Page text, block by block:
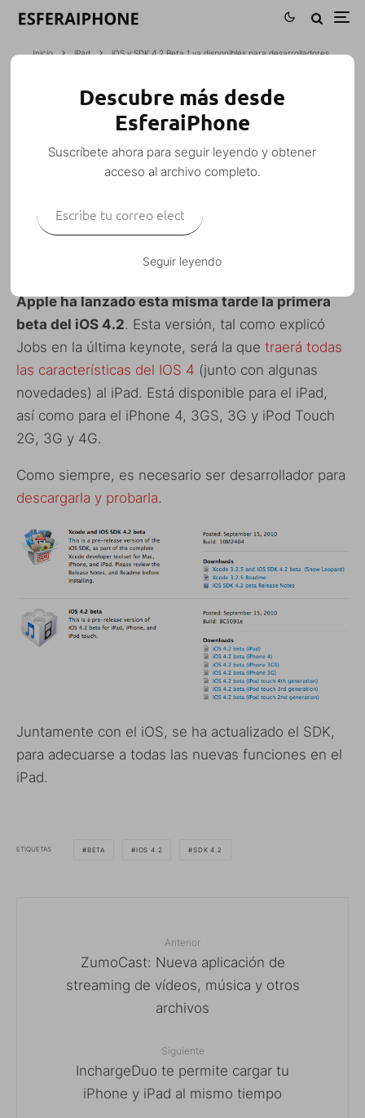
Inicio iPad iOS y SDK 4.2 Beta 1 ya disponibles para desarrolladores
IOS Y SDK 4.2 BETA 1 YA DISPONIBLES
PARA DESARROLLADORES
M. Alejandro W. García Fuentes (Esfera) ·
iPhone 3G iPhone 3G S iPhone 4 iPod Touch
·
15 septiembre, 2010
Apple ha lanzado esta misma tarde la primera
beta del iOS 4.2. Esta versión, tal como explicó
Jobs en la última keynote, será la que traerá todas
las características del IOS 4 (junto con algunas
novedades) al iPad. Está disponible para el iPad,
así como para el iPhone 4, 3GS, 3G y iPod Touch
2G, 3G y 4G.
Como siempre, es necesario ser desarrollador para
descargarla y probarla.
Juntamente con el iOS, se ha actualizado el SDK,
para adecuarse a todas las nuevas funciones en el
iPad.
ETIQUETAS BETA IOS 4.2 SDK 4.2
Anterior
ZumoCast: Nueva aplicación de
streaming de vídeos, música y otros
archivos
Siguiente
InchargeDuo te permite cargar tu
iPhone y iPad al mismo tiempo
Descubre más desde
EsferaiPhone
Suscríbete ahora para seguir leyendo y obtener
acceso al archivo completo.
Seguir leyendo